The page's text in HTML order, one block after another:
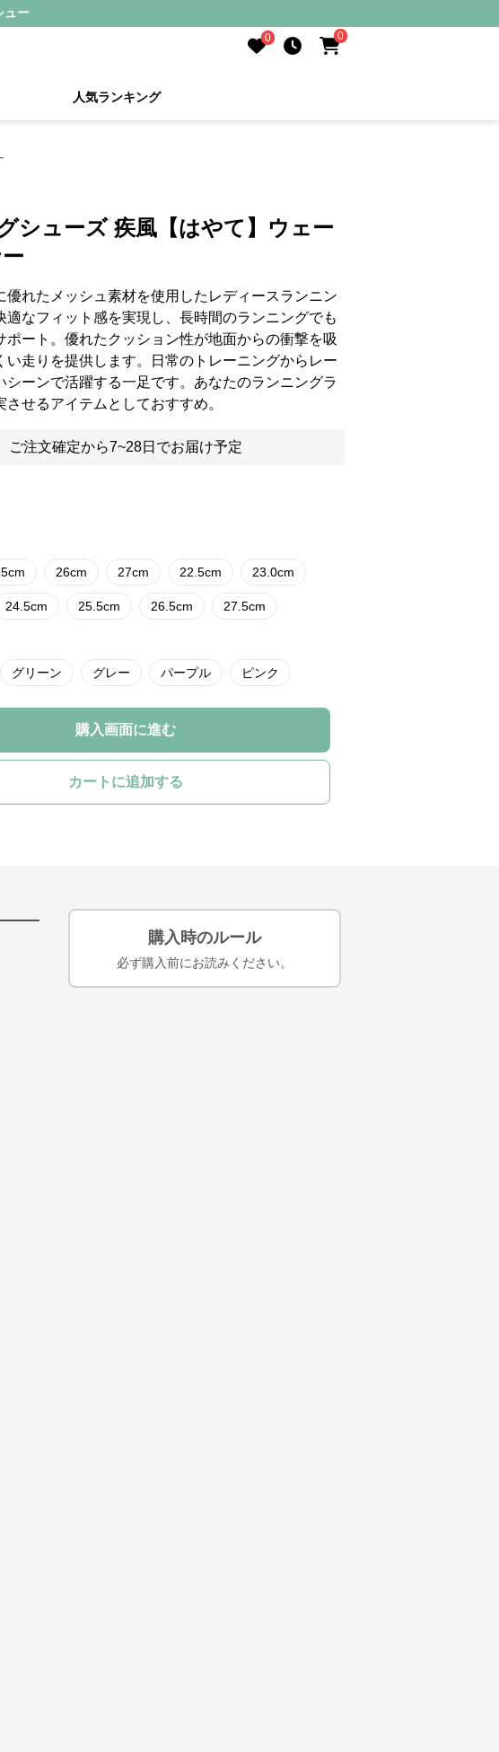
ュー
0 0
人気ランキング
シューズ 疾風【はやて】ウェー
優れたメッシュ素材を使用したレディースランニン
適なフィット感を実現し、長時間のランニングでも
ポート。優れたクッション性が地面からの衝撃を吸
い走りを提供します。日常のトレーニングからレー
シーンで活躍する一足です。あなたのランニングラ
させるアイテムとしておすすめ。
ご注文確定から7~28日でお届け予定
26cm 27cm 22.5cm 23.0cm
24.5cm 25.5cm 26.5cm 27.5cm
グリーン グレー パープル ピンク
購入画面に進む
カートに追加する
購入時のルール
必ず購入前にお読みください。